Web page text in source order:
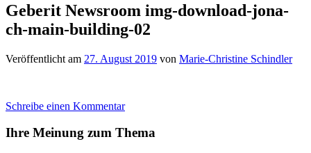
Geberit Newsroom img-download-jona-
ch-main-building-02
Veröffentlicht am 27. August 2019 von Marie-Christine Schindler
Schreibe einen Kommentar
Ihre Meinung zum Thema